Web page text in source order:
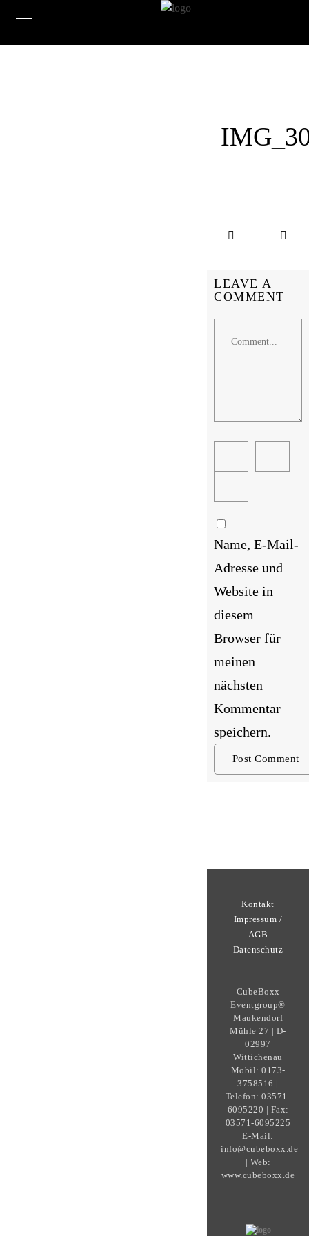
LEAVE A
COMMENT
Name, E-Mail-
Adresse und
Website in
diesem
Browser für
meinen
nächsten
Kommentar
speichern.
Kontakt
Impressum /
AGB
Datenschutz
CubeBoxx
Eventgroup®
Maukendorf
Mühle 27 | D-
02997
Wittichenau
Mobil: 0173-
3758516 |
Telefon: 03571-
6095220 | Fax:
03571-6095225
E-Mail:
info@cubeboxx.de
| Web:
www.cubeboxx.de